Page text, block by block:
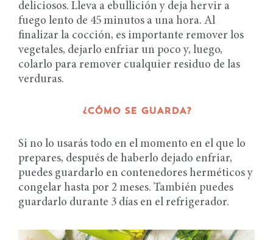
deliciosos. Lleva a ebullición y deja hervir a
fuego lento de 45 minutos a una hora. Al
finalizar la cocción, es importante remover los
vegetales, dejarlo enfriar un poco y, luego,
colarlo para remover cualquier residuo de las
verduras.
¿CÓMO SE GUARDA?
Si no lo usarás todo en el momento en el que lo
prepares, después de haberlo dejado enfriar,
puedes guardarlo en contenedores herméticos y
congelar hasta por 2 meses. También puedes
guardarlo durante 3 días en el refrigerador.